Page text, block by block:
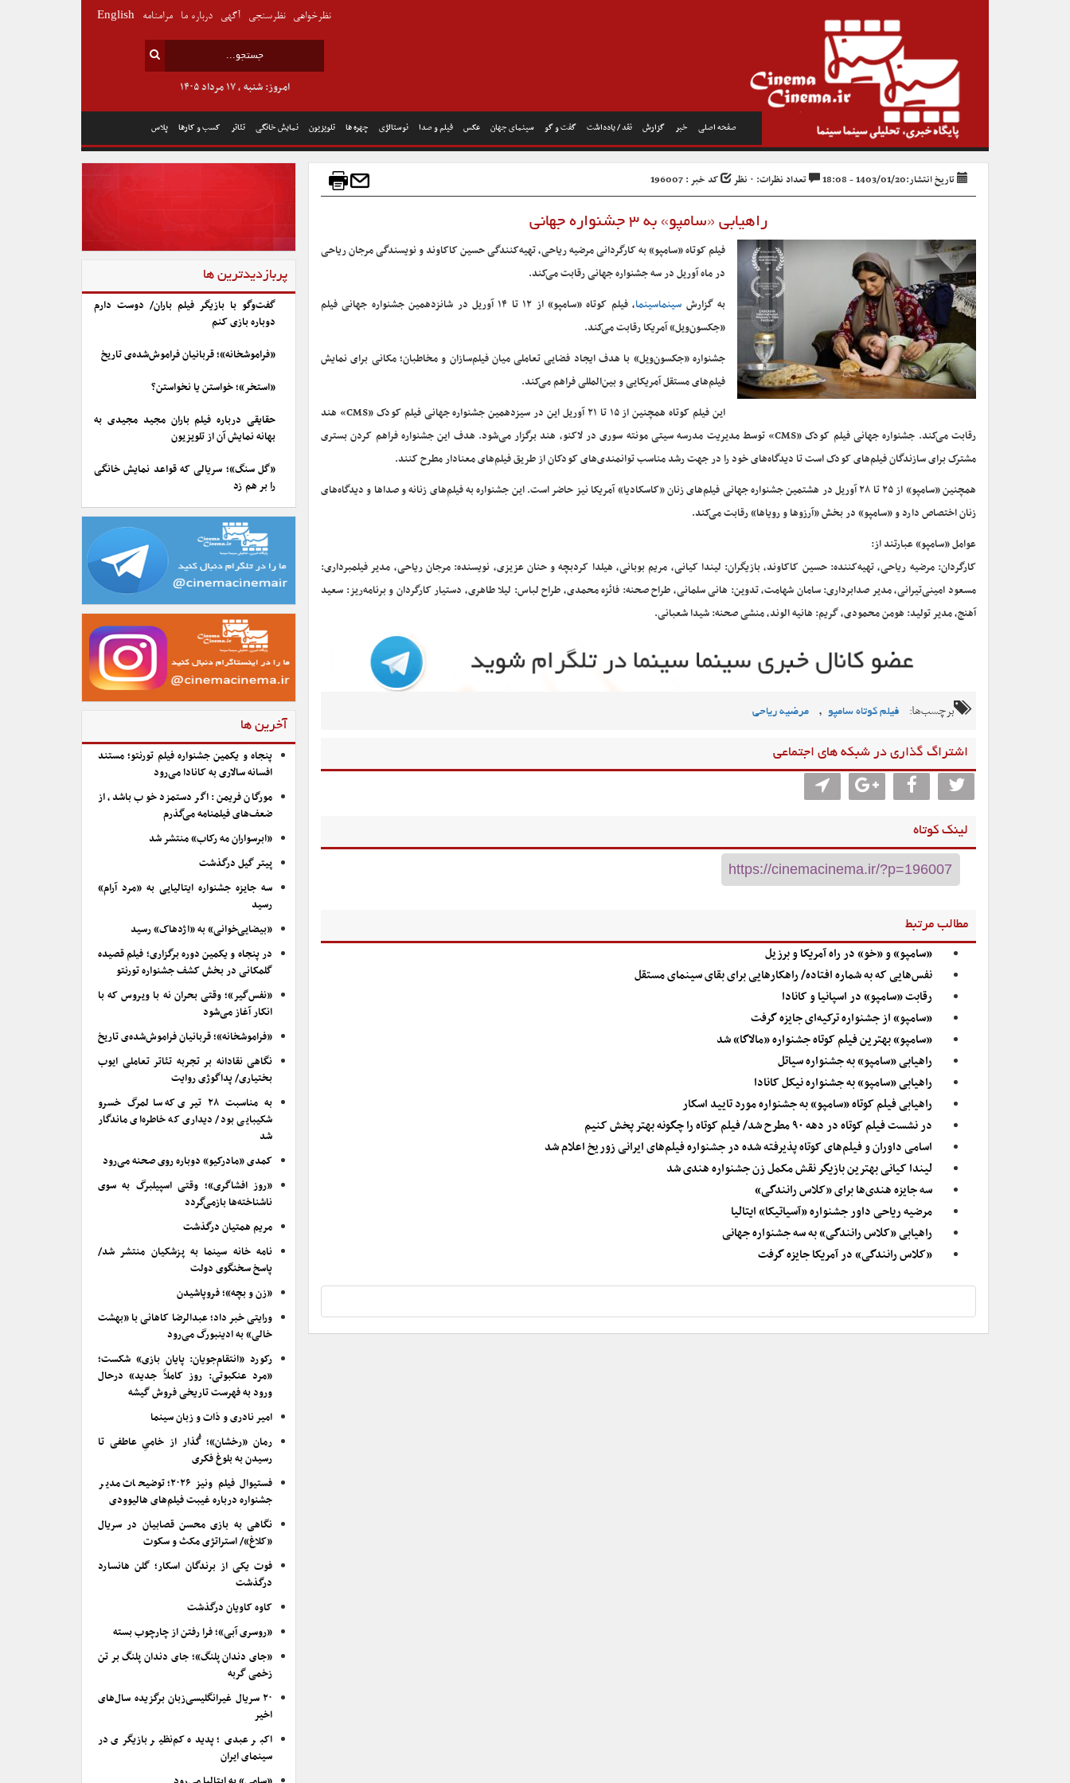
صفحه اصلی خبر گزارش نقد / یادداشت گفت و گو سینمای جهان عکس فیلم و صدا نوستالژی چهره ها تلویزیون نمایش خانگی تئاتر کسب و کارها پلاس
امروز: شنبه , ۱۷ مرداد ۱۴۰۵
نظرخواهی نظرسنجی آگهی درباره ما مرامنامه English
تاریخ انتشار:1403/01/20 - 18:08 تعداد نظرات: ۰ نظر کد خبر : 196007
راهیابی «سامپو» به ۳ جشنواره جهانی
فیلم کوتاه «سامپو» به کارگردانی مرضیه ریاحی، تهیه‌کنندگی حسین کاکاوند و نویسندگی مرجان ریاحی
در ماه آوریل در سه جشنواره جهانی رقابت می‌کند.
به گزارش سینماسینما
، فیلم کوتاه «سامپو» از ۱۲ تا ۱۴ آوریل در شانزدهمین جشنواره جهانی فیلم
«جکسون‌ویل» آمریکا رقابت می‌کند.
جشنواره «جکسون‌ویل» با هدف ایجاد فضایی تعاملی میان فیلم‌سازان و مخاطبان؛ مکانی برای نمایش
فیلم‌های مستقل آمریکایی و بین‌المللی فراهم می‌کند.
این فیلم کوتاه همچنین از ۱۵ تا ۲۱ آوریل این در سیزدهمین جشنواره جهانی فیلم کودک «CMS» هند
رقابت می‌کند. جشنواره جهانی فیلم کودک «CMS» توسط مدیریت مدرسه سیتی مونته سوری در لاکنو، هند برگزار می‌شود. هدف این جشنواره فراهم کردن بستری
مشترک برای سازندگان فیلم‌های کودک است تا دیدگاه‌های خود را در جهت رشد مناسب توانمندی‌های کودکان از طریق فیلم‌های معنادار مطرح کنند.
همچنین «سامپو» از ۲۵ تا ۲۸ آوریل در هشتمین جشنواره جهانی فیلم‌های زنان «کاسکادیا» آمریکا نیز حاضر است. این جشنواره به فیلم‌های زنانه و صداها و دیدگاه‌های
زنان اختصاص دارد و «سامپو» در بخش «آرزوها و رویاها» رقابت می‌کند.
عوامل «سامپو» عبارتند از:
کارگردان: مرضیه ریاحی، تهیه‌کننده: حسین کاکاوند، بازیگران: لیندا کیانی، مریم بوبانی، هیلدا کردبچه و حنان عزیزی، نویسنده: مرجان ریاحی، مدیر فیلمبرداری:
مسعود امینی‌تیرانی، مدیر صدابرداری: سامان شهامت، تدوین: هانی سلمانی، طراح صحنه: فائزه محمدی، طراح لباس: لیلا طاهری، دستیار کارگردان و برنامه‌ریز: سعید
آهنج، مدیر تولید: هومن محمودی، گریم: هانیه الوند، منشی صحنه: شیدا شعبانی.
برچسب‌ها: فیلم کوتاه سامپو , مرضیه ریاحی
اشتراگ گذاری در شبکه های اجتماعی
لینک کوتاه
مطالب مرتبط
«سامپو» و «خو» در راه آمریکا و برزیل
نفس‌هایی که به شماره افتاده/ راهکارهایی برای بقای سینمای مستقل
رقابت «سامپو» در اسپانیا و کانادا
«سامپو» از جشنواره ترکیه‌ای جایزه گرفت
«سامپو» بهترین فیلم کوتاه جشنواره «مالاگا» شد
راهیابی «سامپو» به جشنواره سیاتل
راهیابی «سامپو» به جشنواره نیکل کانادا
راهیابی فیلم کوتاه «سامپو» به جشنواره مورد تایید اسکار
در نشست فیلم کوتاه در دهه ۹۰ مطرح شد/ فیلم کوتاه را چگونه بهتر پخش کنیم
اسامی داوران و فیلم‌های کوتاه پذیرفته شده در جشنواره فیلم‌های ایرانی زوریخ اعلام شد
لیندا کیانی بهترین بازیگر نقش مکمل زن جشنواره هندی شد
سه جایزه هندی‌ها برای «کلاس رانندگی»
مرضیه ریاحی داور جشنواره «آسیاتیکا» ایتالیا
راهیابی «کلاس رانندگی» به سه جشنواره جهانی
«کلاس رانندگی» در آمریکا جایزه گرفت
پربازدیدترین ها
گفت‌وگو با بازیگر فیلم باران/ دوست دارم
دوباره بازی کنم
«فراموشخانه»؛ قربانیان فراموش‌شده‌ی تاریخ
«استخر»؛ خواستن یا نخواستن؟
حقایقی درباره فیلم باران مجید مجیدی به
بهانه نمایش آن از تلویزیون
«گل سنگ»؛ سریالی که قواعد نمایش خانگی
را بر هم زد
آخرین ها
پنجاه و یکمین جشنواره فیلم تورنتو؛ مستند
افسانه سالاری به کانادا می‌رود
مورگان فریمن: اگر دستمزد خوب باشد، از
ضعف‌های فیلمنامه می‌گذرم
«ابرسواران مه رکاب» منتشر شد
پیتر گیل درگذشت
سه جایزه جشنواره ایتالیایی به «مرد آرام»
رسید
«بیضایی‌خوانی» به «اژدهاک» رسید
در پنجاه و یکمین دوره برگزاری؛ فیلم قصیده
گلمکانی در بخش کشف جشنواره تورنتو
«نفس‌گیر»؛ وقتی بحران نه با ویروس که با
انکار آغاز می‌شود
«فراموشخانه»؛ قربانیان فراموش‌شده‌ی تاریخ
نگاهی نقادانه بر تجربه تئاتر تعاملی ایوب
بختیاری/ پداگوژی روایت
به مناسبت ۲۸ تیری که سالمرگ خسرو
شکیبایی بود/ دیداری که خاطره‌ای ماندگار
شد
کمدی «مادرکیو» دوباره روی صحنه می‌رود
«روز افشاگری»؛ وقتی اسپیلبرگ به سوی
ناشناخته‌ها بازمی‌گردد
مریم همتیان درگذشت
نامه خانه سینما به پزشکیان منتشر شد/
پاسخ سخنگوی دولت
«زن و بچه»؛ فروپاشیدن
ورایتی خبر داد؛ عبدالرضا کاهانی با «بهشت
خالی» به ادینبورگ می‌رود
رکورد «انتقام‌جویان: پایان بازی» شکست؛
«مرد عنکبوتی: روز کاملاً جدید» درحال
ورود به فهرست تاریخی فروش گیشه
امیر نادری و ذات و زبان سینما
رمان «رخشان»؛ گُذار از خامیِ عاطفی تا
رسیدن به بلوغ فکری
فستیوال فیلم ونیز ۲۰۲۶؛ توضیحات مدیر
جشنواره درباره غیبت فیلم‌های هالیوودی
نگاهی به بازی محسن قصابیان در سریال
«کلاغ»/ استراتژی مکث و سکوت
فوت یکی از برندگان اسکار؛ گلن هانسارد
درگذشت
کاوه کاویان درگذشت
«روسری آبی»؛ فرا رفتن از چارچوب بسته
«جای دندان پلنگ»؛ جای دندان پلنگ بر تن
زخمی گربه
۲۰ سریال غیرانگلیسی‌زبان برگزیده سال‌های
اخیر
اکبر عبدی؛ پدیده کم‌نظیر بازیگری در
سینمای ایران